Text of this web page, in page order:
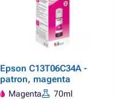
Epson C13T06C34A -
patron, magenta
Magenta
70ml